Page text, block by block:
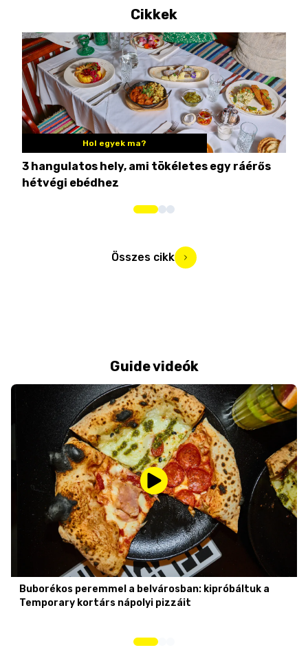
Cikkek
Hol egyek ma?
3 hangulatos hely, ami tökéletes egy ráérős
hétvégi ebédhez
Összes cikk
Guide videók
Buborékos peremmel a belvárosban: kipróbáltuk a
Temporary kortárs nápolyi pizzáit